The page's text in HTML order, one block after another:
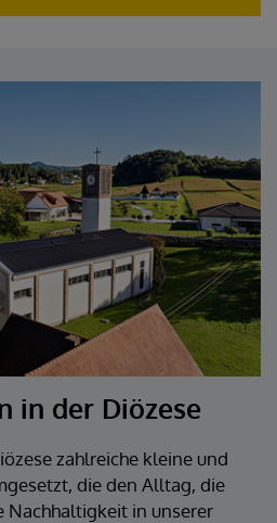
in der Diözese
zahlreiche kleine und
die den Alltag, die
Nachhaltigkeit in unserer